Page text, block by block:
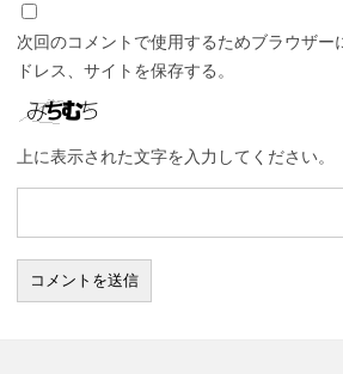
次回のコメントで使用するためブラウザー
ドレス、サイトを保存する。
上に表示された文字を入力してください。